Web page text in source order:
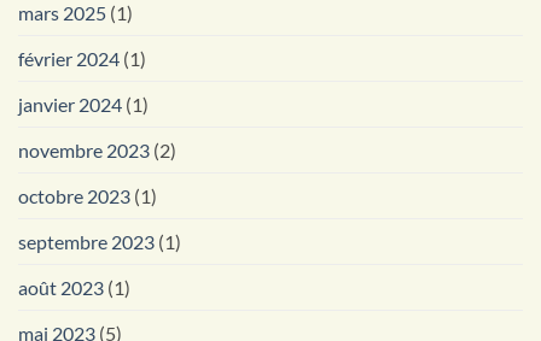
mars 2025 (1)
février 2024 (1)
janvier 2024 (1)
novembre 2023 (2)
octobre 2023 (1)
septembre 2023 (1)
août 2023 (1)
mai 2023 (5)